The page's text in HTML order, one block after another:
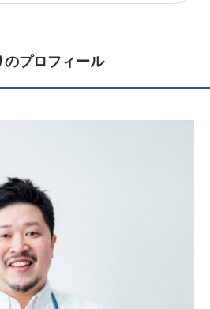
のプロフィール